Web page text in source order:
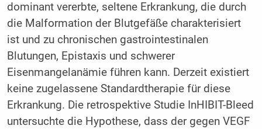
dominant vererbte, seltene Erkrankung, die durch
die Malformation der Blutgefäße charakterisiert
ist und zu chronischen gastrointestinalen
Blutungen, Epistaxis und schwerer
Eisenmangelanämie führen kann. Derzeit existiert
keine zugelassene Standardtherapie für diese
Erkrankung. Die retrospektive Studie InHIBIT-Bleed
untersuchte die Hypothese, dass der gegen VEGF